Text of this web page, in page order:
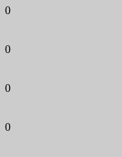
0
0
0
0